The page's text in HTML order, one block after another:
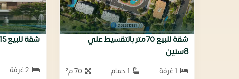
شقة للبيع 70متر بالتقسيط علي
8سنين
شقة للبيع 115متر بفيو لاندسكيب